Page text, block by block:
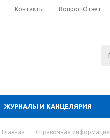
Контакты Вопрос-Ответ
ЖУРНАЛЫ И КАНЦЕЛЯРИЯ
Главная - Справочная информация